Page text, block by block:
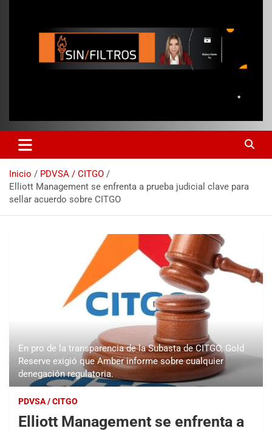
Inicio
PDVSA / CITGO
Elliott Management se enfrenta a prueba judicial clave para
sellar acuerdo sobre CITGO
En pro de la transparencia de la Subasta de CITGO, Gold
Reserve exigió que Amber informe sobre cualquier
denegación regulatoria.
PDVSA / CITGO
Elliott Management se enfrenta a